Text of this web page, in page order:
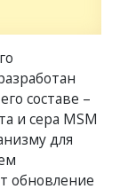
составе –
и сера MSM
для
обновление